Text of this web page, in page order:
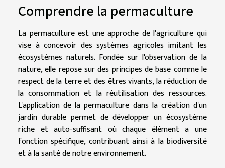
Comprendre la permaculture
La permaculture est une approche de l'agriculture qui
vise à concevoir des systèmes agricoles imitant les
écosystèmes naturels. Fondée sur l'observation de la
nature, elle repose sur des principes de base comme le
respect de la terre et des êtres vivants, la réduction de
la consommation et la réutilisation des ressources.
L'application de la permaculture dans la création d'un
jardin durable permet de développer un écosystème
riche et auto-suffisant où chaque élément a une
fonction spécifique, contribuant ainsi à la biodiversité
et à la santé de notre environnement.